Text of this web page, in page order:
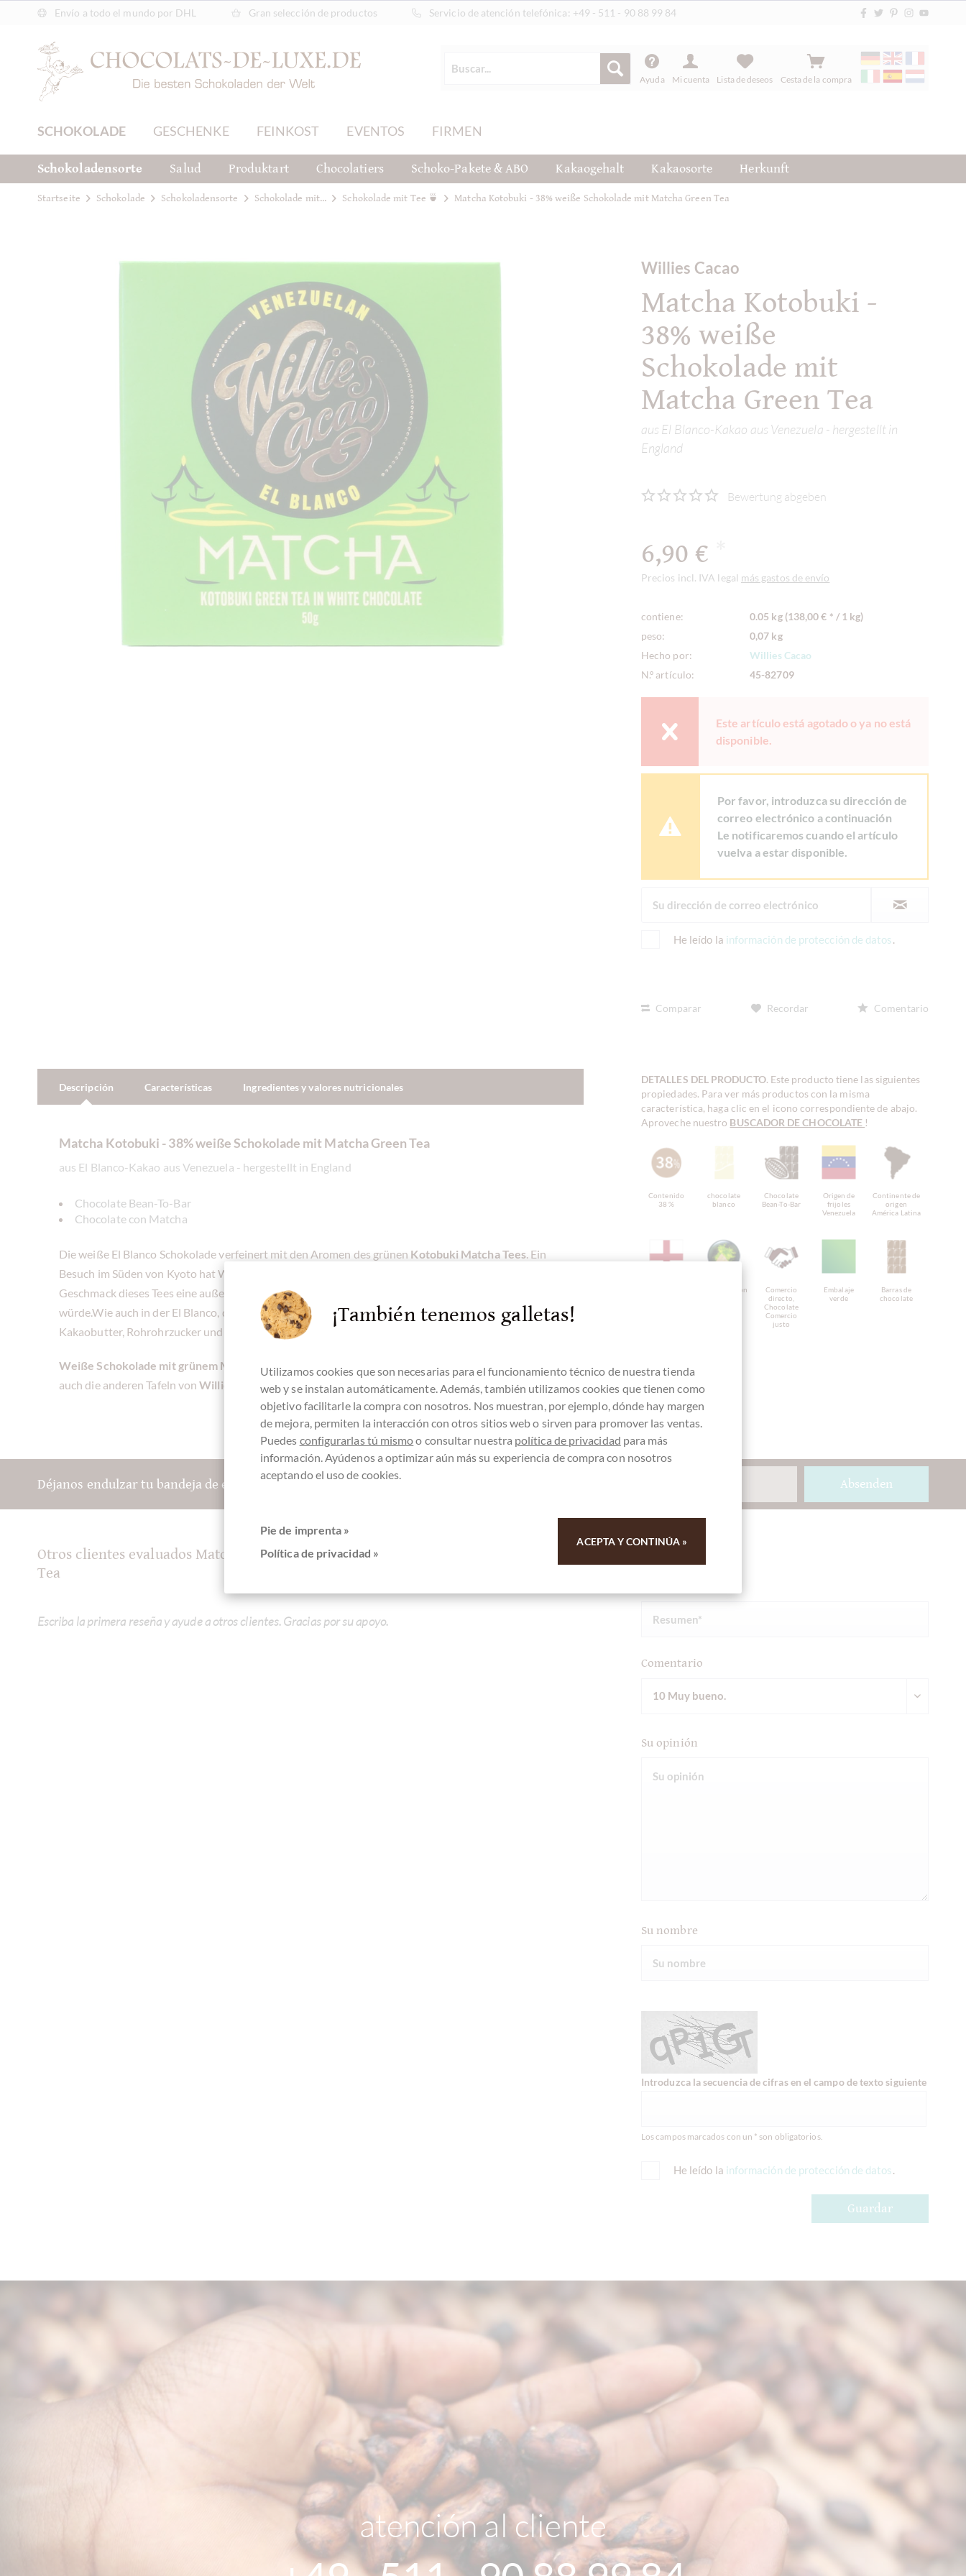
Envío a todo el mundo por DHL Gran selección de productos Servicio de atención telefónica: +49 - 511 - 90 88 99 84
Ayuda Mi cuenta Lista de deseos Cesta de la compra
SCHOKOLADE GESCHENKE FEINKOST EVENTOS FIRMEN
Schokoladensorte Salud Produktart Chocolatiers Schoko-Pakete & ABO Kakaogehalt Kakaosorte Herkunft
Startseite Schokolade Schokoladensorte Schokolade mit... Schokolade mit Tee 🍵 Matcha Kotobuki - 38% weiße Schokolade mit Matcha Green Tea
Willies Cacao
Matcha Kotobuki -
38% weiße
Schokolade mit
Matcha Green Tea
aus El Blanco-Kakao aus Venezuela - hergestellt in
England
Bewertung abgeben
6,90 €
Precios incl. IVA legal más gastos de envío
contiene:
0.05 kg (138,00 € * / 1 kg)
peso:
0,07 kg
Hecho por:
Willies Cacao
N.º artículo:
45-82709
Este artículo está agotado o ya no está
disponible.
Por favor, introduzca su dirección de
correo electrónico a continuación
Le notificaremos cuando el artículo
vuelva a estar disponible.
He leído la información de protección de datos.
Comparar Recordar Comentario
Descripción Características Ingredientes y valores nutricionales
Matcha Kotobuki - 38% weiße Schokolade mit Matcha Green Tea
aus El Blanco-Kakao aus Venezuela - hergestellt in England
Chocolate Bean-To-Bar
Chocolate con Matcha
Die weiße El Blanco Schokolade verfeinert mit den Aromen des grünen Kotobuki Matcha Tees. Ein
Besuch im Süden von Kyoto hat Willie inspririert und er wusste sofort, dass der weiche, reine
Geschmack dieses Tees eine außergewöhnliche Schokolade - ja, ein smaragdgrünes Juwel ergeben
würde.Wie auch in der El Blanco, der weißen Schokolade von Willies Cacao, wurde auch hier nur reine
Kakaobutter, Rohrohrzucker und Milch verwendet.
Weiße Schokolade mit grünem Matcha Teeverfeinert - ein besonderes Vergnügen. Probieren Sie
auch die anderen Tafeln vonWillies Cacao.
DETALLES DEL PRODUCTO. Este producto tiene las siguientes
propiedades. Para ver más productos con la misma
característica, haga clic en el icono correspondiente de abajo.
Aproveche nuestro BUSCADOR DE CHOCOLATE !
Contenido
38 %
chocolate
blanco
Chocolate
Bean-To-Bar
Origen de
frijoles
Venezuela
Continente de
origen
América Latina
Chocolate con
Comercio
directo,
Chocolate
Comercio
justo
Embalaje
verde
Barras de
chocolate
Déjanos endulzar tu bandeja de entrada: Absenden
Otros clientes evaluados Matcha Kotobuki - 38% weiße Schokolade mit Matcha Green
Tea
Escriba la primera reseña y ayude a otros clientes. Gracias por su apoyo.
Comentario
Su opinión
Su nombre
Introduzca la secuencia de cifras en el campo de texto siguiente
Los campos marcados con un * son obligatorios.
He leído la información de protección de datos.
Guardar
atención al cliente
¡También tenemos galletas!
Utilizamos cookies que son necesarias para el funcionamiento técnico de nuestra tienda
web y se instalan automáticamente. Además, también utilizamos cookies que tienen como
objetivo facilitarle la compra con nosotros. Nos muestran, por ejemplo, dónde hay margen
de mejora, permiten la interacción con otros sitios web o sirven para promover las ventas.
Puedes configurarlas tú mismoo consultar nuestra política de privacidad para más
información. Ayúdenos a optimizar aún más su experiencia de compra con nosotros
aceptando el uso de cookies.
Pie de imprenta »
Política de privacidad »
ACEPTA Y CONTINÚA »